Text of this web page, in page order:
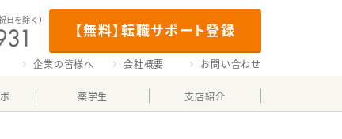
【無料】転職サポート登録
祝日を除く）
企業の皆様へ 会社概要 お問い合わせ
薬学生 支店紹介